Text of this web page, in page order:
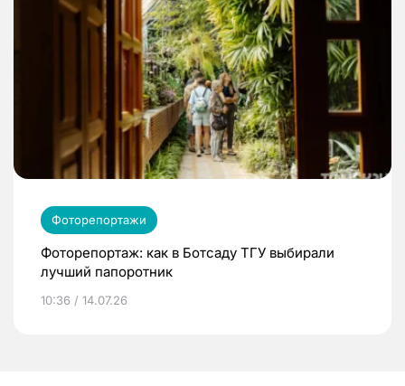
Фоторепортажи
Фоторепортаж: как в Ботсаду ТГУ выбирали
лучший папоротник
10:36 / 14.07.26